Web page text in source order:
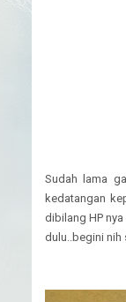
Sudah lama
kedatangan
dibilang HP
dulu..begini nih